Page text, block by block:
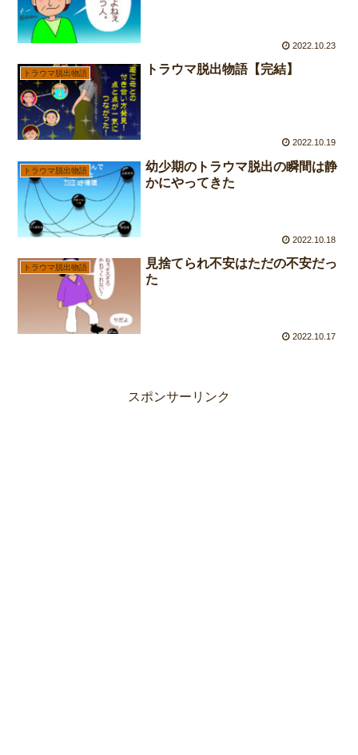
2022.10.23
トラウマ脱出物語 トラウマ脱出物語【完結】
2022.10.19
トラウマ脱出物語
幼少期のトラウマ脱出の瞬間は静
かにやってきた
2022.10.18
トラウマ脱出物語
見捨てられ不安はただの不安だっ
た
2022.10.17
スポンサーリンク